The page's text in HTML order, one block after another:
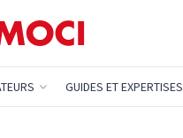
GUIDES ET EXPERTISES